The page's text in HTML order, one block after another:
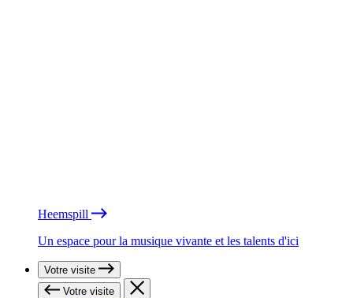
Heemspill
Un espace pour la musique vivante et les talents d'ici
Votre visite
Votre visite